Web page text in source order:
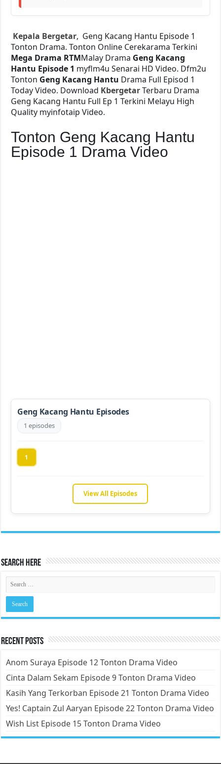
Kepala Bergetar, Geng Kacang Hantu Episode 1
Tonton Drama. Tonton Online Cerekarama Terkini
Mega Drama RTMMalay Drama Geng Kacang
Hantu Episode 1 myflm4u Senarai HD Video. Dfm2u
Tonton Geng Kacang Hantu Drama Full Episod 1
Today Video. Download KbergetarTerbaru Drama
Geng Kacang Hantu Full Ep 1 Terkini Melayu High
Quality myinfotaip Video.
Tonton Geng Kacang Hantu
Episode 1 Drama Video
Geng Kacang Hantu Episodes
1 episodes
1
View All Episodes
Search Here
Recent Posts
Anom Suraya Episode 12 Tonton Drama Video
Cinta Dalam Sekam Episode 9 Tonton Drama Video
Kasih Yang Terkorban Episode 21 Tonton Drama Video
Yes! Captain Zul Aaryan Episode 22 Tonton Drama Video
Wish List Episode 15 Tonton Drama Video